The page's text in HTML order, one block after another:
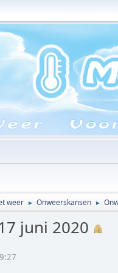
weer ► Onweerskansen ►
juni 2020